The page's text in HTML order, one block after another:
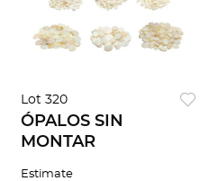
Lot 320
ÓPALOS SIN
MONTAR
Estimate